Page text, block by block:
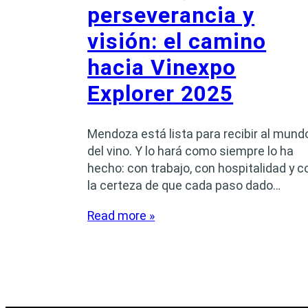
perseverancia y
visión: el camino
hacia Vinexpo
Explorer 2025
Mendoza está lista para recibir al
del vino. Y lo hará como siempre lo ha
hecho: con trabajo, con hospitalidad y
la certeza de que cada paso dado…
Read more »